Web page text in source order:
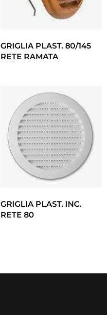
GRIGLIA PLAST. 80/145
RETE RAMATA
GRIGLIA PLAST. INC.
RETE 80